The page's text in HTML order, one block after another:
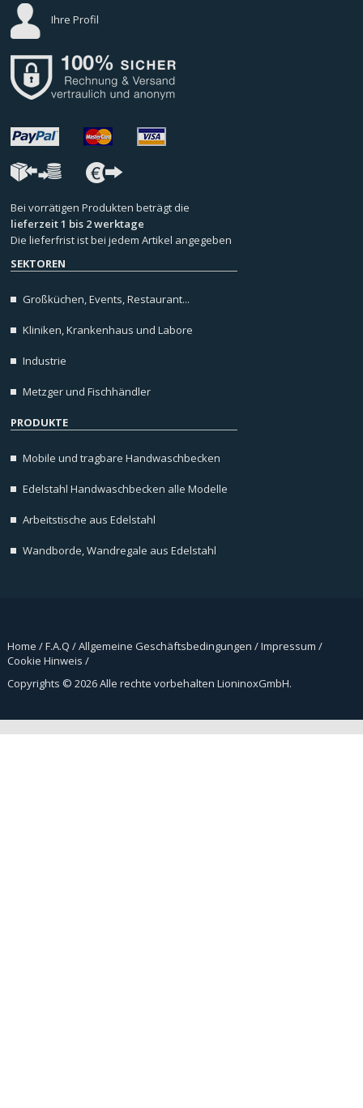
Ihre Profil
Bei vorrätigen Produkten beträgt die
lieferzeit 1 bis 2 werktage
Die lieferfrist ist bei jedem Artikel angegeben
SEKTOREN
Großküchen, Events, Restaurant...
Kliniken, Krankenhaus und Labore
Industrie
Metzger und Fischhändler
PRODUKTE
Mobile und tragbare Handwaschbecken
Edelstahl Handwaschbecken alle Modelle
Arbeitstische aus Edelstahl
Wandborde, Wandregale aus Edelstahl
Home /F.A.Q /Allgemeine Geschäftsbedingungen /Impressum /
Cookie Hinweis /
Copyrights © 2026 Alle rechte vorbehalten LioninoxGmbH.